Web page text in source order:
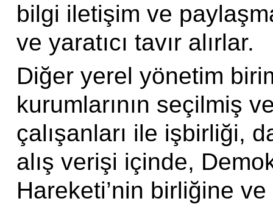
bilgi iletişim ve
ve yaratıcı tavır alırlar.
Diğer yerel yönetim
kurumlarının seçilmiş
çalışanları ile işbirliği,
alış verişi içinde,
Hareketi’nin birliğine